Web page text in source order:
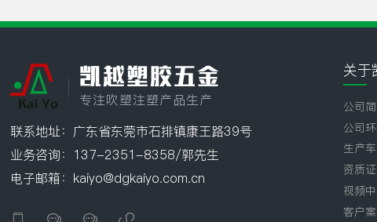
凯越塑胶五金
专注吹塑注塑产品生产
联系地址：广东省东莞市石排镇康王路39号
业务咨询：137-2351-8358/郭先生
电子邮箱：kaiyo@dgkaiyo.com.cn
关于
公司
公司
生产
资质
视频
客户